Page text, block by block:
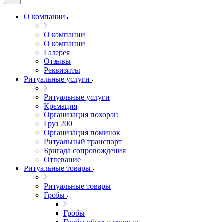
О компании
О компании
О компании
Галерея
Отзывы
Реквизиты
Ритуальные услуги
Ритуальные услуги
Кремация
Организация похорон
Груз 200
Организация поминок
Ритуальный транспорт
Бригада сопровождения
Отпевание
Ритуальные товары
Ритуальные товары
Гробы
Гробы